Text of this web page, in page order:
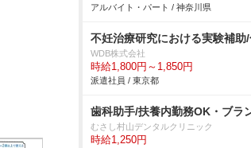
アルバイト・パート / 神奈川県
不妊治療研究における実験補助
WDB株式会社
時給1,800円～1,850円
派遣社員 / 東京都
歯科助手/扶養内勤務OK・ブラ
むさし村山デンタルクリニック
時給1,250円